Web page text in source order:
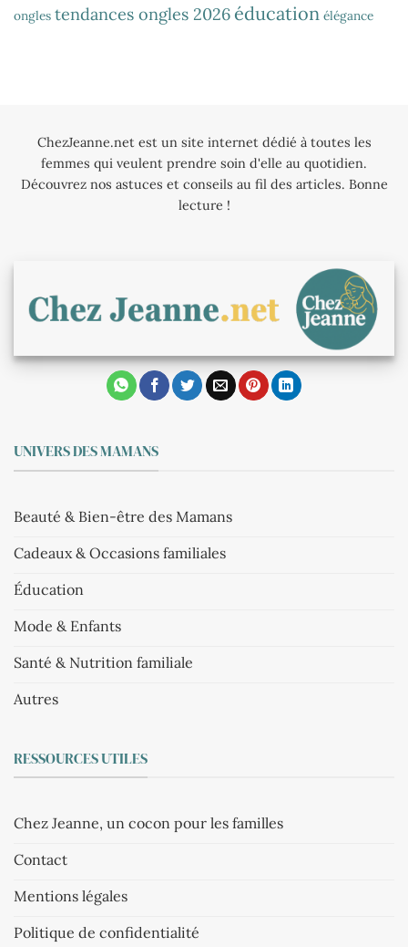
ongles tendances ongles 2026 éducation élégance
ChezJeanne.net est un site internet dédié à toutes les
femmes qui veulent prendre soin d'elle au quotidien.
Découvrez nos astuces et conseils au fil des articles. Bonne
lecture !
UNIVERS DES MAMANS
Beauté & Bien-être des Mamans
Cadeaux & Occasions familiales
Éducation
Mode & Enfants
Santé & Nutrition familiale
Autres
RESSOURCES UTILES
Chez Jeanne, un cocon pour les familles
Contact
Mentions légales
Politique de confidentialité